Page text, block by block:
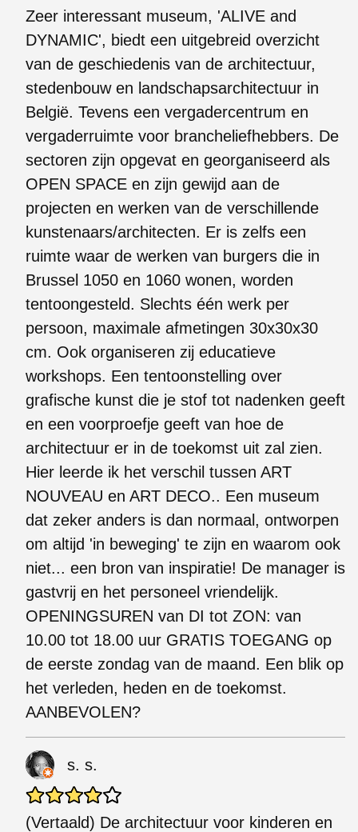
Zeer interessant museum, 'ALIVE and
DYNAMIC', biedt een uitgebreid overzicht
van de geschiedenis van de architectuur,
stedenbouw en landschapsarchitectuur in
België. Tevens een vergadercentrum en
vergaderruimte voor brancheliefhebbers. De
sectoren zijn opgevat en georganiseerd als
OPEN SPACE en zijn gewijd aan de
projecten en werken van de verschillende
kunstenaars/architecten. Er is zelfs een
ruimte waar de werken van burgers die in
Brussel 1050 en 1060 wonen, worden
tentoongesteld. Slechts één werk per
persoon, maximale afmetingen 30x30x30
cm. Ook organiseren zij educatieve
workshops. Een tentoonstelling over
grafische kunst die je stof tot nadenken geeft
en een voorproefje geeft van hoe de
architectuur er in de toekomst uit zal zien.
Hier leerde ik het verschil tussen ART
NOUVEAU en ART DECO.. Een museum
dat zeker anders is dan normaal, ontworpen
om altijd 'in beweging' te zijn en waarom ook
niet... een bron van inspiratie! De manager is
gastvrij en het personeel vriendelijk.
OPENINGSUREN van DI tot ZON: van
10.00 tot 18.00 uur GRATIS TOEGANG op
de eerste zondag van de maand. Een blik op
het verleden, heden en de toekomst.
AANBEVOLEN?
s. s.
(Vertaald) De architectuur voor kinderen en